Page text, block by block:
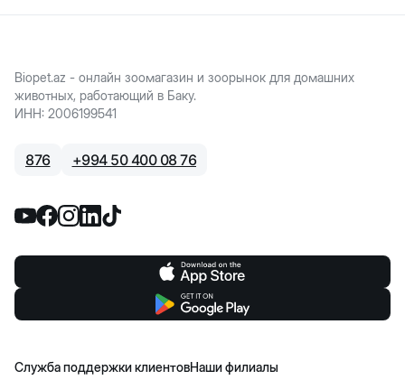
Biopet.az - онлайн зоомагазин и зоорынок для домашних
животных, работающий в Баку.
ИНН: 2006199541
876 +994 50 400 08 76
Служба поддержки клиентовНаши филиалы